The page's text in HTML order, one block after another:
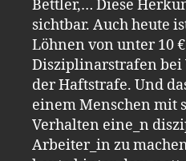
Bettler,… Diese
sichtbar. Auch heute
Löhnen von unter 10
Disziplinarstrafen bei
der Haftstrafe. Und
einem Menschen mit
Verhalten eine_n
Arbeiter_in zu